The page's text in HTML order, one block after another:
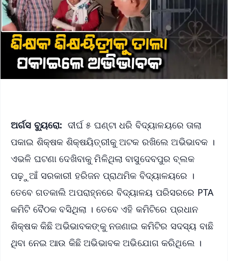
ଅର୍ଗସ ବ୍ୟୁରୋ: ଦୀର୍ଘ ୫ ଘଣ୍ଟା ଧରି ବିଦ୍ୟାଳୟରେ ତାଲା
ପକାଇ ଶିକ୍ଷକ ଶିକ୍ଷୟିତ୍ରୀକୁ ଅଟକ ରଖିଲେ ଅଭିଭାବକ ।
ଏଭଳି ଘଟଣା ଦେଖିବାକୁ ମିଳିଥିଲା ବାସୁଦେବପୁର ବ୍ଲକ
ପଢ଼ୁଆଁ ସରକାରୀ ହରିଜନ ପ୍ରାଥମିକ ବିଦ୍ୟାଳୟରେ ।
ତେବେ ଗତକାଲି ଅପରାହ୍ନରେ ବିଦ୍ୟାଳୟ ପରିସରରେ PTA
କମିଟି ବୈଠକ ବସିଥିଲା । ତେବେ ଏହି କମିଟିରେ ପ୍ରଧାନ
ଶିକ୍ଷକ କିଛି ଅଭିଭାବକଙ୍କୁ ନଜଣାଇ କମିଟିର ସଦସ୍ୟ ବାଛି
ଥିବା ନେଇ ଆଉ କିଛି ଅଭିଭାବକ ଅଭିଯୋଗ କରିଥିଲେ ।